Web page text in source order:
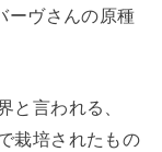
ーヴさんの原種
と言われる、
栽培されたもの